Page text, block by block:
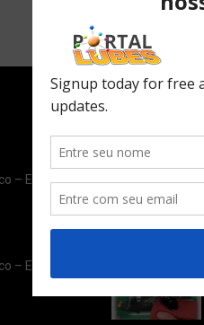
– Edição
– Edição